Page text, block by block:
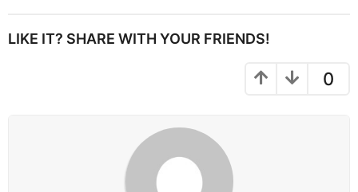
P
LIKE IT? SHARE WITH YOUR FRIENDS!
0